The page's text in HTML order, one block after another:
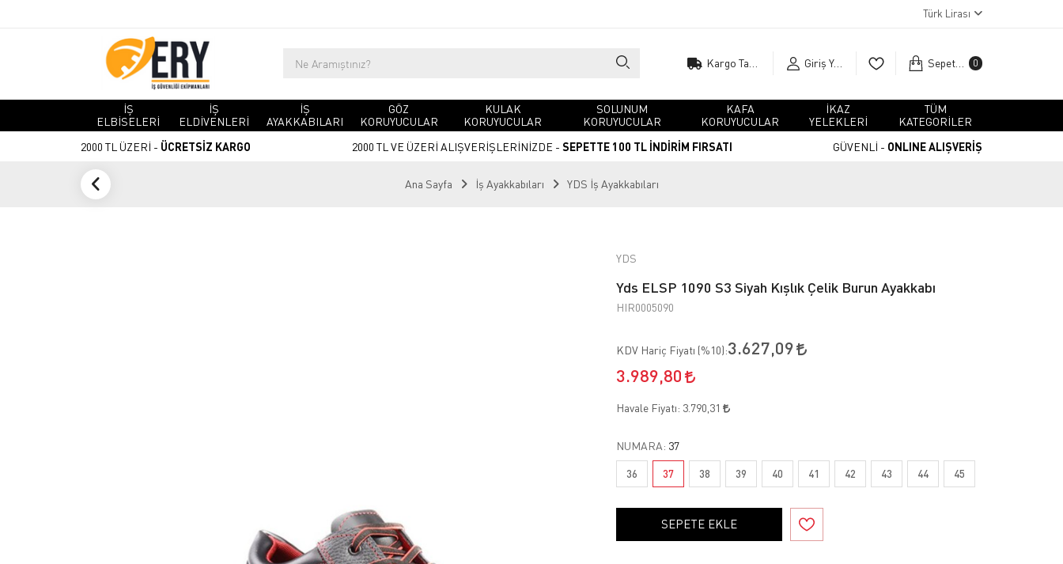
Türk Lirası
Giriş Yap Sepetim 0
İŞ
ELBİSELERİ
İŞ
ELDİVENLERİ
İŞ
AYAKKABILARI
GÖZ
KORUYUCULAR
KULAK
KORUYUCULAR
SOLUNUM
KORUYUCULAR
KAFA
KORUYUCULAR
İKAZ
YELEKLERİ
TÜM
KATEGORİLER
2000 TL ÜZERİ - ÜCRETSİZ KARGO 2000 TL VE ÜZERİ ALIŞVERİŞLERİNİZDE - SEPETTE 100 TL İNDİRİM FIRSATI GÜVENLİ - ONLINE ALIŞVERİŞ
Ana Sayfa İş Ayakkabıları YDS İş Ayakkabıları
YDS
Yds ELSP 1090 S3 Siyah Kışlık Çelik Burun Ayakkabı
HIR0005090
KDV Hariç Fiyatı (%10):3.627,09
3.989,80
Havale Fiyatı: 3.790,31
NUMARA: 37
36 37 38 39 40 41 42 43 44 45
SEPETE EKLE